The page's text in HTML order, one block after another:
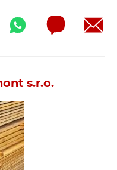
s.r.o.